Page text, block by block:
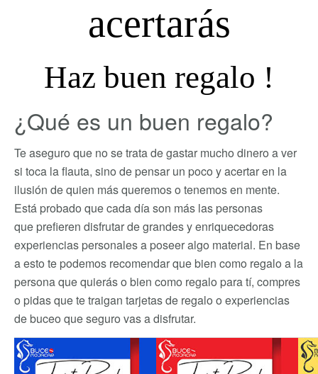
acertarás
Haz buen regalo !
¿Qué es un buen regalo?
Te aseguro que no se trata de gastar mucho dinero a ver
si toca la flauta, sino de pensar un poco y acertar en la
ilusión de quien más queremos o tenemos en mente.
Está probado que cada día son más las personas
que prefieren disfrutar de grandes y enriquecedoras
experiencias personales a poseer algo material. En base
a esto te podemos recomendar que bien como regalo a la
persona que quierás o bien como regalo para tí, compres
o pidas que te traigan tarjetas de regalo o experiencias
de buceo que seguro vas a disfrutar.